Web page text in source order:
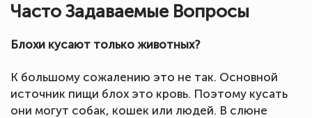
Часто Задаваемые Вопросы
Блохи кусают только животных?
К большому сожалению это не так. Основной
источник пищи блох это кровь. Поэтому кусать
они могут собак, кошек или людей. В слюне